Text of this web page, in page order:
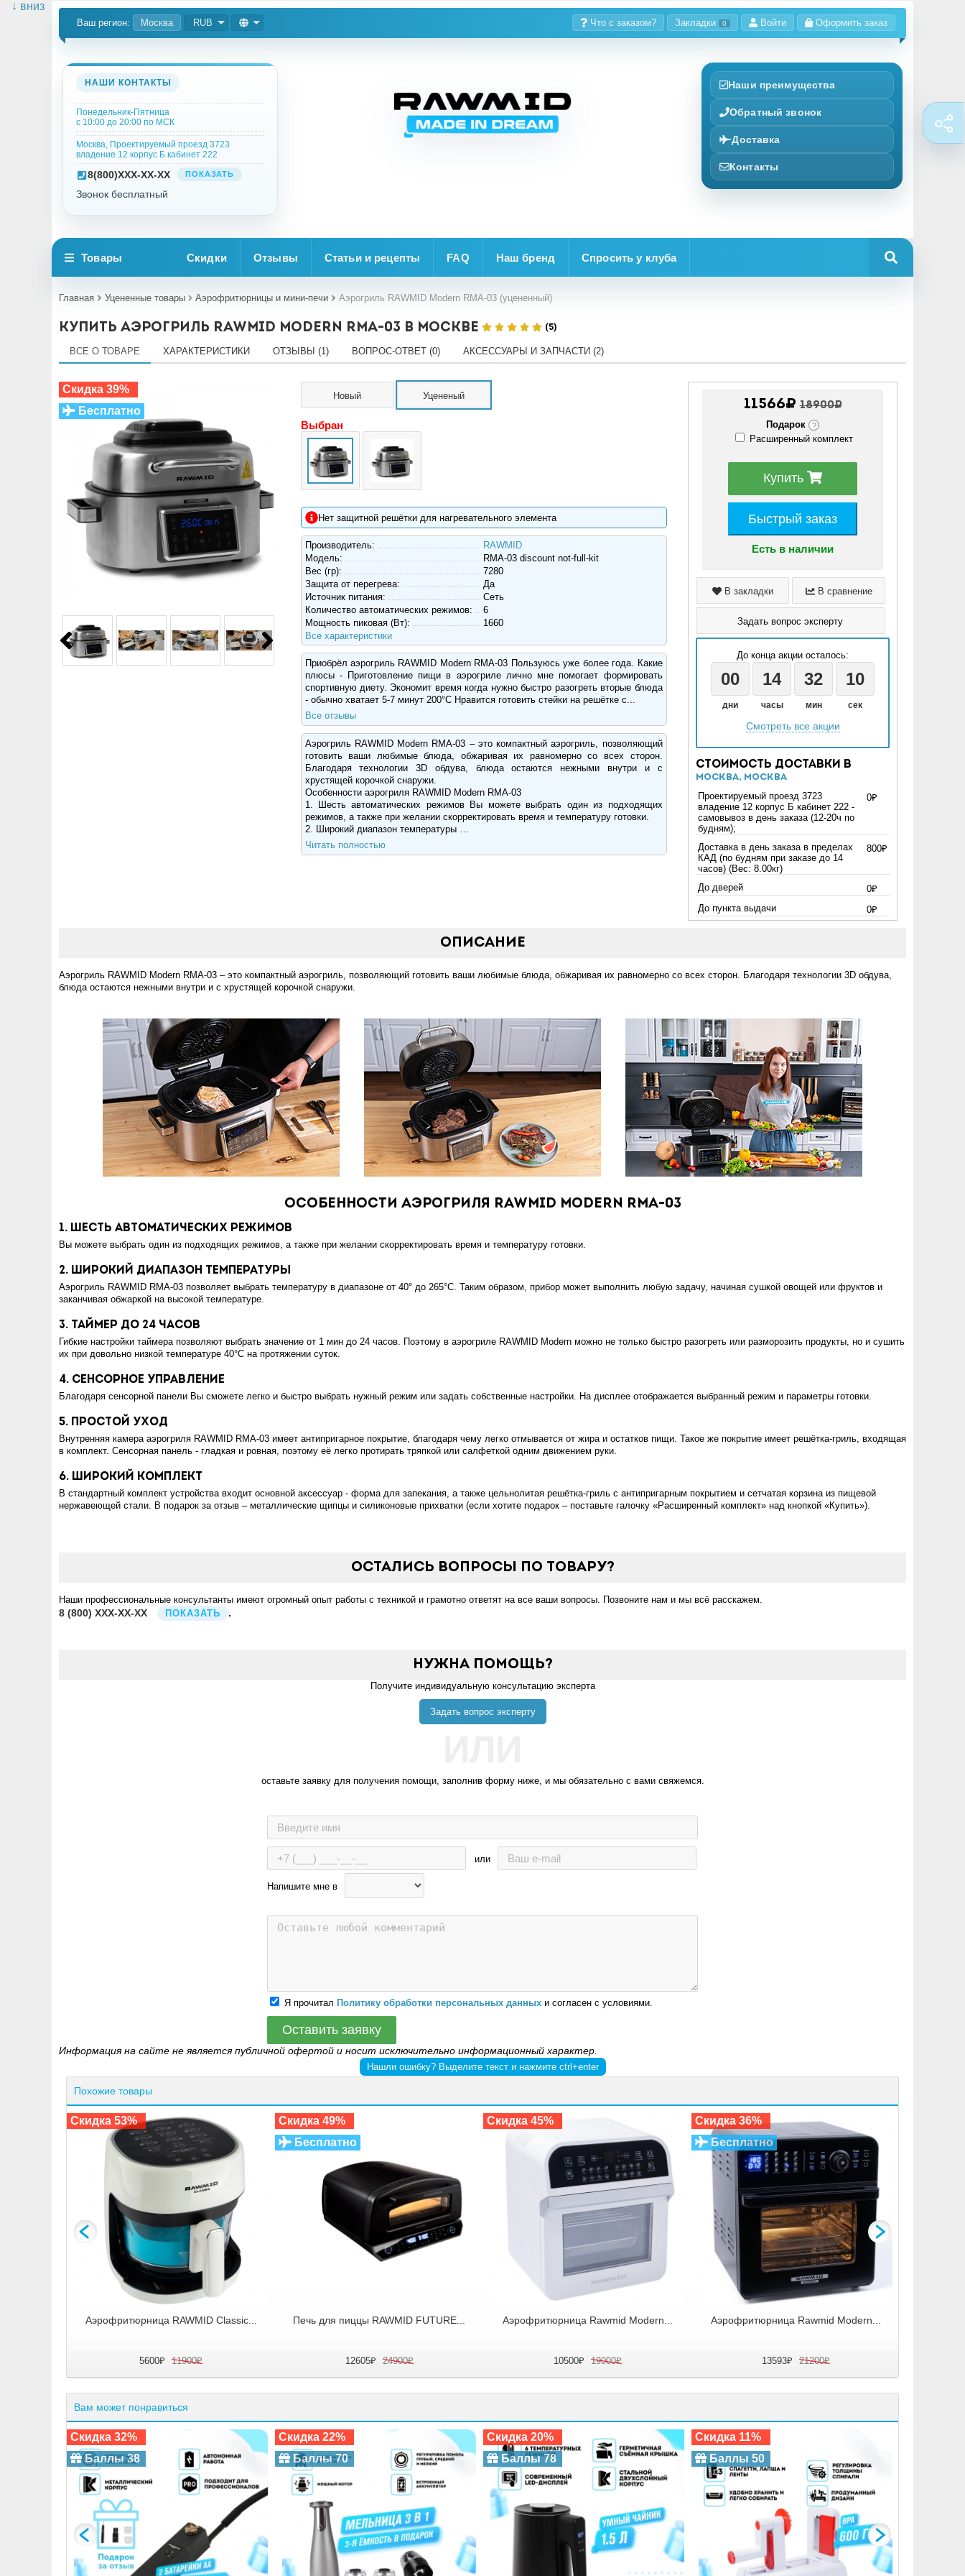
↓ вниз
Ваш регион: Москва RUB Что с заказом? Закладки 0 Войти Оформить заказ
НАШИ КОНТАКТЫ
Понедельник-Пятница
с 10:00 до 20:00 по МСК
Москва, Проектируемый проезд 3723
владение 12 корпус Б кабинет 222
8(800)XXX-XX-XX ПОКАЗАТЬ
Звонок бесплатный
Наши преимущества
Обратный звонок
Доставка
Контакты
Товары Скидки Отзывы Статьи и рецепты FAQ Наш бренд Спросить у клуба
Главная Уцененные товары Аэрофритюрницы и мини-печи Аэрогриль RAWMID Modern RMA-03 (уцененный)
Купить аэрогриль RAWMID Modern RMA-03 в Москве (5)
ВСЕ О ТОВАРЕ ХАРАКТЕРИСТИКИ ОТЗЫВЫ (1) ВОПРОС-ОТВЕТ (0) АКСЕССУАРЫ И ЗАПЧАСТИ (2)
Скидка 39%
Бесплатно
11566₽ 18900₽
Подарок
?
Расширенный комплект
Купить
Быстрый заказ
Есть в наличии
В закладки В сравнение
Задать вопрос эксперту
До конца акции осталось:
00 14 32 09
дни часы мин сек
Смотреть все акции
Стоимость доставки в
Москва, Москва
Проектируемый проезд 3723
владение 12 корпус Б кабинет 222 -
самовывоз в день заказа (12-20ч по
будням);
0₽
Доставка в день заказа в пределах
КАД (по будням при заказе до 14
часов) (Вес: 8.00кг)
800₽
До дверей
0₽
До пункта выдачи
0₽
Новый Уцененый
Выбран
Нет защитной решётки для нагревательного элемента
Производитель:
RAWMID
Модель:
RMA-03 discount not-full-kit
Вес (гр):
7280
Защита от перегрева:
Да
Источник питания:
Сеть
Количество автоматических режимов:
6
Мощность пиковая (Вт):
1660
Все характеристики
Приобрёл аэрогриль RAWMID Modern RMA-03 Пользуюсь уже более года. Какие
плюсы - Приготовление пищи в аэрогриле лично мне помогает формировать
спортивную диету. Экономит время когда нужно быстро разогреть вторые блюда
- обычно хватает 5-7 минут 200°С Нравится готовить стейки на решётке с...
Все отзывы
Аэрогриль RAWMID Modern RMA-03 – это компактный аэрогриль, позволяющий
готовить ваши любимые блюда, обжаривая их равномерно со всех сторон.
Благодаря технологии 3D обдува, блюда остаются нежными внутри и с
хрустящей корочкой снаружи.
Особенности аэрогриля RAWMID Modern RMA-03
1. Шесть автоматических режимов Вы можете выбрать один из подходящих
режимов, а также при желании скорректировать время и температуру готовки.
2. Широкий диапазон температуры …
Читать полностью
Описание
Аэрогриль RAWMID Modern RMA-03 – это компактный аэрогриль, позволяющий готовить ваши любимые блюда, обжаривая их равномерно со всех сторон. Благодаря технологии 3D обдува,
блюда остаются нежными внутри и с хрустящей корочкой снаружи.
Особенности аэрогриля RAWMID Modern RMA-03
1. Шесть автоматических режимов
Вы можете выбрать один из подходящих режимов, а также при желании скорректировать время и температуру готовки.
2. Широкий диапазон температуры
Аэрогриль RAWMID RMA-03 позволяет выбрать температуру в диапазоне от 40° до 265°С. Таким образом, прибор может выполнить любую задачу, начиная сушкой овощей или фруктов и
заканчивая обжаркой на высокой температуре.
3. Таймер до 24 часов
Гибкие настройки таймера позволяют выбрать значение от 1 мин до 24 часов. Поэтому в аэрогриле RAWMID Modern можно не только быстро разогреть или разморозить продукты, но и сушить
их при довольно низкой температуре 40°С на протяжении суток.
4. Сенсорное управление
Благодаря сенсорной панели Вы сможете легко и быстро выбрать нужный режим или задать собственные настройки. На дисплее отображается выбранный режим и параметры готовки.
5. Простой уход
Внутренняя камера аэрогриля RAWMID RMA-03 имеет антипригарное покрытие, благодаря чему легко отмывается от жира и остатков пищи. Такое же покрытие имеет решётка-гриль, входящая
в комплект. Сенсорная панель - гладкая и ровная, поэтому её легко протирать тряпкой или салфеткой одним движением руки.
6. Широкий комплект
В стандартный комплект устройства входит основной аксессуар - форма для запекания, а также цельнолитая решётка-гриль с антипригарным покрытием и сетчатая корзина из пищевой
нержавеющей стали. В подарок за отзыв – металлические щипцы и силиконовые прихватки (если хотите подарок – поставьте галочку «Расширенный комплект» над кнопкой «Купить»).
Остались вопросы по товару?
Наши профессиональные консультанты имеют огромный опыт работы с техникой и грамотно ответят на все ваши вопросы. Позвоните нам и мы всё расскажем.
8 (800) XXX-XX-XX ПОКАЗАТЬ .
Нужна помощь?
Получите индивидуальную консультацию эксперта
Задать вопрос эксперту
оставьте заявку для получения помощи, заполнив форму ниже, и мы обязательно с вами свяжемся.
Напишите мне в
или
Я прочитал Политику обработки персональных данных и согласен с условиями.
Оставить заявку
Информация на сайте не является публичной офертой и носит исключительно информационный характер.
Нашли ошибку? Выделите текст и нажмите ctrl+enter
Похожие товары
Аэрофритюрница RAWMID Classic...
5600₽ 11900₽
Скидка 53%
Печь для пиццы RAWMID FUTURE...
12605₽ 24900₽
Скидка 49%
Бесплатно
Аэрофритюрница Rawmid Modern...
10500₽ 19000₽
Скидка 45%
Аэрофритюрница Rawmid Modern...
13593₽ 21200₽
Скидка 36%
Бесплатно
Вам может понравиться
Скидка 32%
Баллы 38
Скидка 22%
Баллы 70
Скидка 20%
Баллы 78
Скидка 11%
Баллы 50